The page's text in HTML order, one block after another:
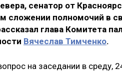
сенатор от
сложении полномочий в
глава Комитета
Вячеслав Тимченко.
на заседании в среду,